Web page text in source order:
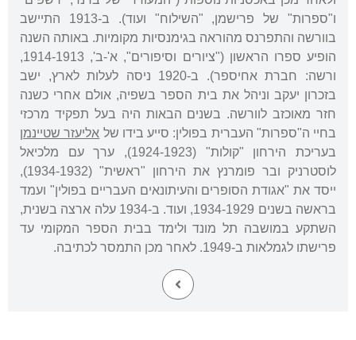
ו"ספרות" של פרישמן, "השילוח" ועוד). ב-1913 התיישב
בוורשה והתפרנס מהוראה בגימנסיות מקומיות. באותה השנה
הופיע ספרו הראשון ("ציורים וסיפורים", א'-ב', 1914-1913,
ורשה: חברת אחיספר). ב-1920 ניסה לעלות לארץ, ישב
בזכרון יעקב וניהל את בית הספר בשפיה, אולם אחרי כשנה
חזר מאוכזב לוורשה. בשנים הבאות היה בעל תפקיד מרכזי
בחיי ה"ספרות" העברית בפולין: סייע בידו של אליעזר שטיינמן
בעריכת הירחון "קולות" (1924-1923), ערך עם מלכיאל
לוסטרניק ובר פומרנץ את הירחון "ראשית" (1934-1932),
ייסד את "אגודת הסופרים והעיתונאים העבריים בפולין" ועמד
בראשה בשנים 1934-1929, ועוד. ב-1934 עלה ארצה בשנית,
השתקע במושבה תל מונד ולימד בבית הספר המקומי עד
פרישתו לגמלאות ב-1949. לאחר מכן התמסר לכתיבה.